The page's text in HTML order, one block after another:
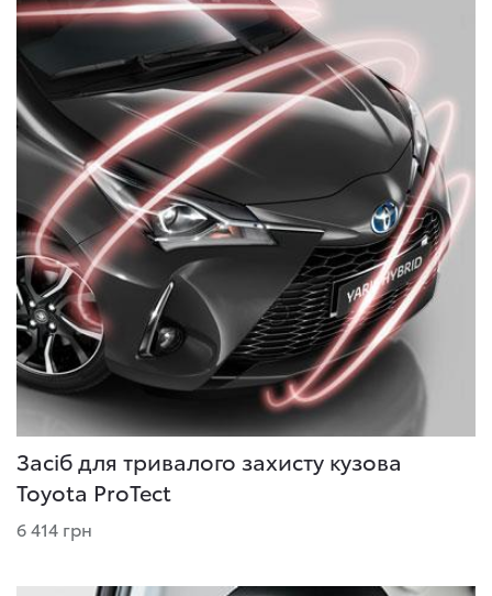
Засіб для тривалого захисту кузова
Toyota ProTect
6 414 грн